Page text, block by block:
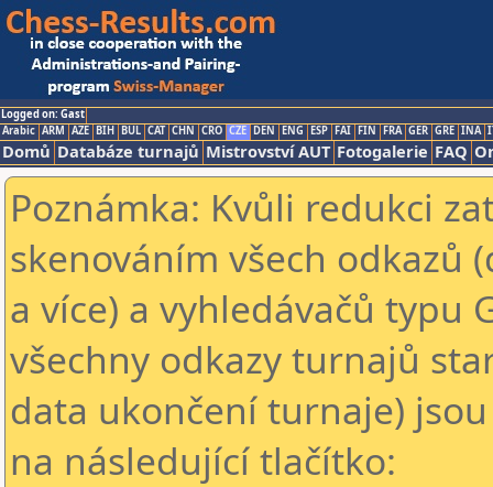
Logged on: Gast
Arabic ARM AZE BIH BUL CAT CHN CRO CZE DEN ENG ESP FAI FIN FRA GER GRE INA
Domů Databáze turnajů Mistrovství AUT Fotogalerie FAQ
Poznámka: Kvůli redukci
skenováním všech odkazů
a více) a vyhledávačů typu
všechny odkazy turnajů
data ukončení turnaje)
na následující tlačítko: